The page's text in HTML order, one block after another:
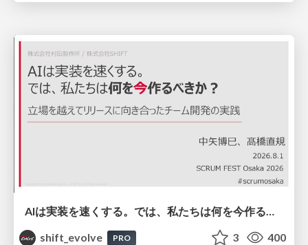
AIは実装を速くする。では、私たちは何を今作るべきか？－立場を越えてリリースに向き合ったチーム開発の実践 / 20260801 Hiromi Nakaya and Naoki Takahashi
shift_evolve
PRO 3 400